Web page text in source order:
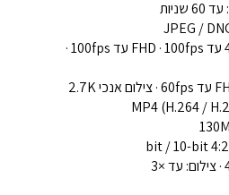
‏4K עד 100fps · ‏FHD עד 100fps ·